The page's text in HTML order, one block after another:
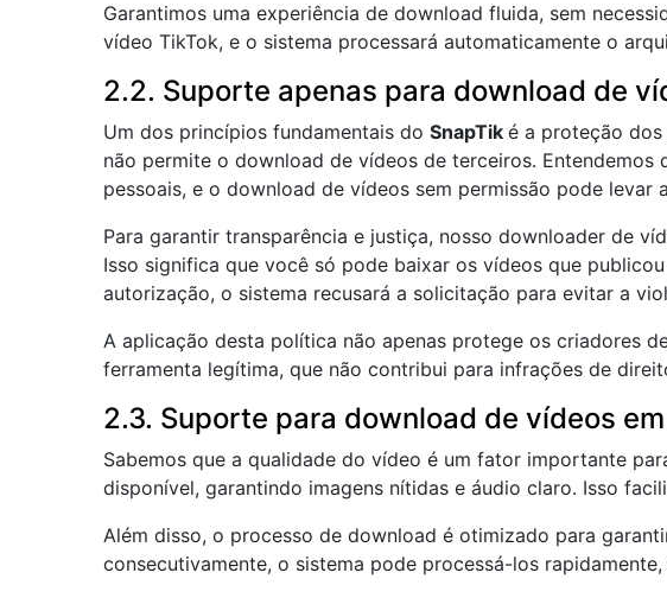
Garantimos uma experiência de download fluida, sem
vídeo TikTok, e o sistema processará automaticamente o
2.2. Suporte apenas para download de
Um dos princípios fundamentais do SnapTik é a proteção
não permite o download de vídeos de terceiros.
pessoais, e o download de vídeos sem permissão pode levar
Para garantir transparência e justiça, nosso downloader de
Isso significa que você só pode baixar os vídeos que
autorização, o sistema recusará a solicitação para evitar a
A aplicação desta política não apenas protege os criadores
ferramenta legítima, que não contribui para infrações de
2.3. Suporte para download de vídeos
Sabemos que a qualidade do vídeo é um fator importante
disponível, garantindo imagens nítidas e áudio claro. Isso
Além disso, o processo de download é otimizado para
consecutivamente, o sistema pode processá-los